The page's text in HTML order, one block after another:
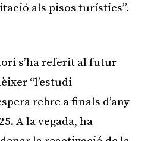
als pisos turístics”.
s’ha referit al futur
“l’estudi
rebre a finals d’any
A la vegada, ha